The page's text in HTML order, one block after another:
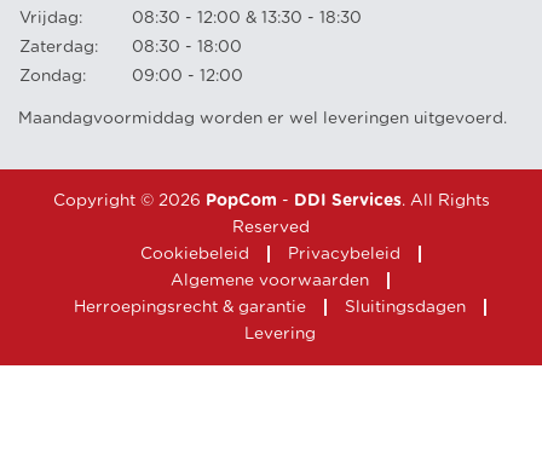
Vrijdag:
08:30 - 12:00 & 13:30 - 18:30
Zaterdag:
08:30 - 18:00
Zondag:
09:00 - 12:00
Maandagvoormiddag worden er wel leveringen uitgevoerd.
Copyright © 2026 PopCom - DDI Services. All Rights
Reserved
Cookiebeleid
Privacybeleid
Algemene voorwaarden
Herroepingsrecht & garantie
Sluitingsdagen
Levering